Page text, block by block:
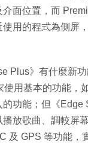
面位置，而
用的程式為側屏
Plus》有什麼新
用基本的功能，
功能；但《Edge
播放歌曲、調較屏
及 GPS 等功能，